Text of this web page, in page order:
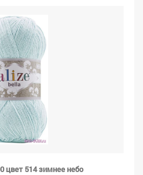
цвет 514 зимнее небо